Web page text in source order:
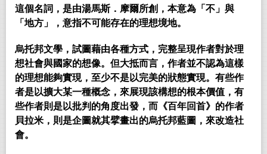
這個名詞，是由湯馬斯．摩爾所創，本意為「不」與
「地方」，意指不可能存在的理想境地。
烏托邦文學，試圖藉由各種方式，完整呈現作者對於理
想社會與國家的想像。但大抵而言，作者並不認為這樣
的理想能夠實現，至少不是以完美的狀態實現。有些作
者是以擴大某一種概念，來展現該構想的根本價值，有
些作者則是以批判的角度出發，而《百年回首》的作者
貝拉米，則是企圖就其擘畫出的烏托邦藍圖，來改造社
會。